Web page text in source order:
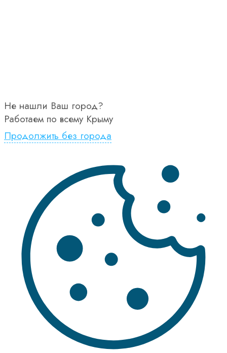
Не нашли Ваш город?
Работаем по всему Крыму
Продолжить без города